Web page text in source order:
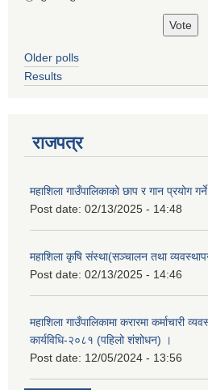
Older polls
Results
राजपत्र
महाशिला गाउँपालिकाको छाप र गान प्रयोग
Post date: 02/13/2025 - 14:48
महाशिला कृषि संस्था(सञ्चालन तथा
Post date: 02/13/2025 - 14:46
महाशिला गाउँपालिकामा करारमा कर्माचारी
कार्यविधि-२०८१ (पहिलो शंशोधन) ।
Post date: 12/05/2024 - 13:56